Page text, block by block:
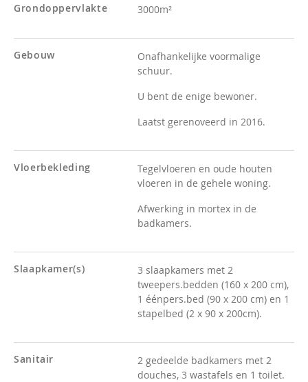
Grondoppervlakte 3000m²
Gebouw
Onafhankelijke voormalige
schuur.
U bent de enige bewoner.
Laatst gerenoveerd in 2016.
Vloerbekleding
Tegelvloeren en oude houten
vloeren in de gehele woning.
Afwerking in mortex in de
badkamers.
Slaapkamer(s)
3 slaapkamers met 2
tweepers.bedden (160 x 200 cm),
1 éénpers.bed (90 x 200 cm) en 1
stapelbed (2 x 90 x 200cm).
Sanitair
2 gedeelde badkamers met 2
douches, 3 wastafels en 1 toilet.